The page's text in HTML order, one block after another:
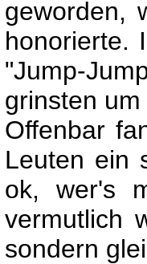
geworden,
honorierte.
"Jump-
grinsten
Offenbar
Leuten ein
ok, wer's
vermutlich
sondern